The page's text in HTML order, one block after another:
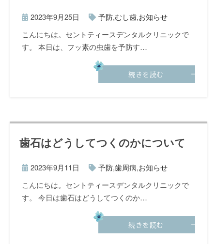
2023年9月25日 予防,むし歯,お知らせ
こんにちは。セントティースデンタルクリニックで
す。 本日は、フッ素の虫歯を予防す…
続きを読む
歯石はどうしてつくのかについて
2023年9月11日 予防,歯周病,お知らせ
こんにちは。セントティースデンタルクリニックで
す。 今日は歯石はどうしてつくのか…
続きを読む